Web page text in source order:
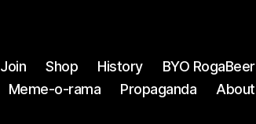
Join Shop History
BYO RogaBeer
Meme-o-rama
Propaganda About